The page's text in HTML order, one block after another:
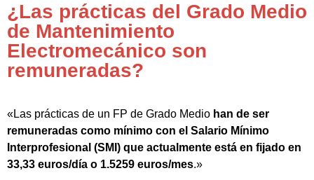
¿Las prácticas del Grado Medio
de Mantenimiento
Electromecánico son
remuneradas?
«Las prácticas de un FP de Grado Medio han de ser
remuneradas como mínimo con el Salario Mínimo
Interprofesional (SMI) que actualmente está en fijado en
33,33 euros/día o 1.5259 euros/mes.»